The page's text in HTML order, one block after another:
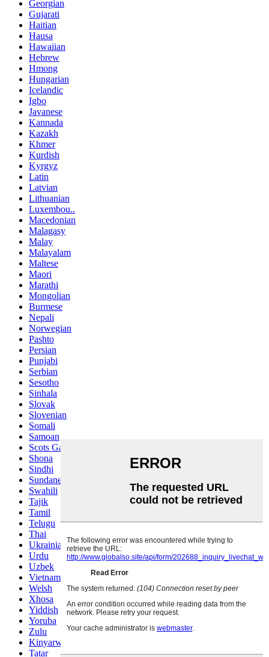
Georgian
Gujarati
Haitian
Hausa
Hawaiian
Hebrew
Hmong
Hungarian
Icelandic
Igbo
Javanese
Kannada
Kazakh
Khmer
Kurdish
Kyrgyz
Latin
Latvian
Lithuanian
Luxembou..
Macedonian
Malagasy
Malay
Malayalam
Maltese
Maori
Marathi
Mongolian
Burmese
Nepali
Norwegian
Pashto
Persian
Punjabi
Serbian
Sesotho
Sinhala
Slovak
Slovenian
Somali
Samoan
Scots Gaelic
Shona
Sindhi
Sundanese
Swahili
Tajik
Tamil
Telugu
Thai
Ukrainian
Urdu
Uzbek
Vietnamese
Welsh
Xhosa
Yiddish
Yoruba
Zulu
Kinyarwanda
Tatar